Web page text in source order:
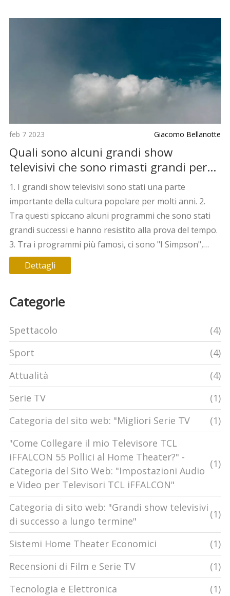
feb 7 2023 Giacomo Bellanotte
Quali sono alcuni grandi show
televisivi che sono rimasti grandi per
tutto il tempo?
1. I grandi show televisivi sono stati una parte
importante della cultura popolare per molti anni. 2.
Tra questi spiccano alcuni programmi che sono stati
grandi successi e hanno resistito alla prova del tempo.
3. Tra i programmi più famosi, ci sono "I Simpson",
"Friends", "South Park" e "Saturday Night Live", che
sono tutti andati in onda da più di 25 anni. 4. La
successo nei ratings e alla loro capacità di adattarsi
televisione una parte importante della nostra cultura,
e continueranno a farlo per molto tempo.
Dettagli
Categorie
Spettacolo
(4)
Sport
(4)
Attualità
(4)
Serie TV
(1)
Categoria del sito web: "Migliori Serie TV
(1)
"Come Collegare il mio Televisore TCL
iFFALCON 55 Pollici al Home Theater?" -
Categoria del Sito Web: "Impostazioni Audio
e Video per Televisori TCL iFFALCON"
(1)
Categoria di sito web: "Grandi show televisivi
di successo a lungo termine"
(1)
Sistemi Home Theater Economici
(1)
Recensioni di Film e Serie TV
(1)
Tecnologia e Elettronica
(1)